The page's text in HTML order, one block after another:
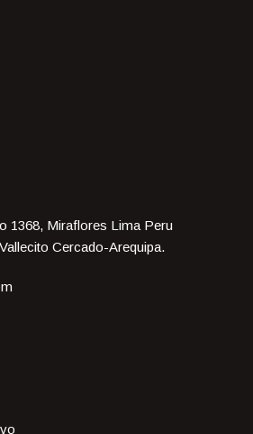
1368, Miraflores Lima Peru
Cercado-Arequipa.